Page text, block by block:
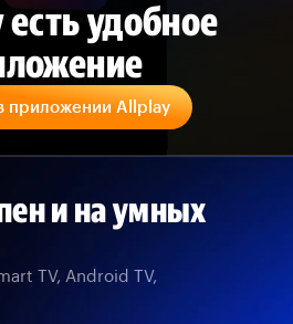
удобное
приложении Allplay
и на умных
TV, Android TV,